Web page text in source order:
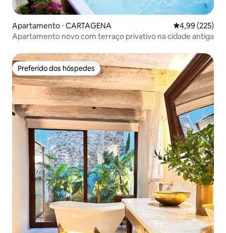
Apartamento ⋅ CARTAGENA 4,99 de uma
4,99 (225)
Apartamento novo com terraço privativo na cidade antiga
Preferido dos hóspedes
Preferido dos hóspedes